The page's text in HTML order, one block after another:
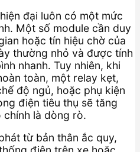
đại luôn có một mức
Một số module cần duy
hoặc tín hiệu chờ của
thường nhỏ và được tính
nhanh. Tuy nhiên, khi
toàn, một relay kẹt,
độ ngủ, hoặc phụ kiện
điện tiêu thụ sẽ tăng
là dòng rò.
từ bản thân ắc quy,